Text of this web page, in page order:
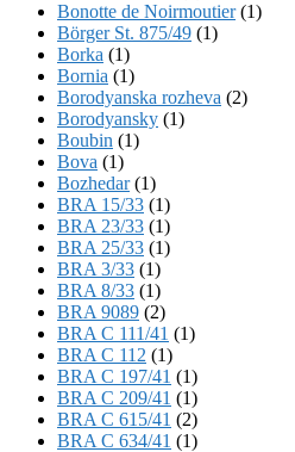
Bonotte de Noirmoutier(1)
Börger St. 875/49 (1)
Borka (1)
Bornia (1)
Borodyanska rozheva (2)
Borodyansky (1)
Boubin (1)
Bova (1)
Bozhedar(1)
BRA 15/33 (1)
BRA 23/33 (1)
BRA 25/33 (1)
BRA 3/33 (1)
BRA 8/33 (1)
BRA 9089 (2)
BRA C 111/41 (1)
BRA C 112 (1)
BRA C 197/41 (1)
BRA C 209/41 (1)
BRA C 615/41 (2)
BRA C 634/41 (1)